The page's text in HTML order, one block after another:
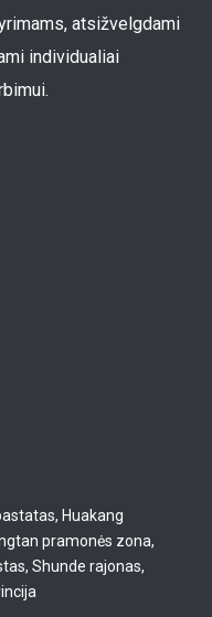
atsižvelgdami
individualiai
Huakang
pramonės zona,
Shunde rajonas,